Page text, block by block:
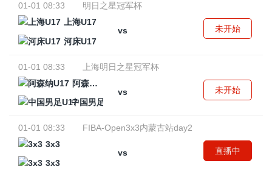
01-01 08:33
明日之星冠军杯
上海U17
vs
河床U17
未开始
01-01 08:33
上海明日之星冠军杯
阿森纳U17
vs
中国男足U17
未开始
01-01 08:33
FIBA-Open3x3内蒙古站day2
3x3
vs
3x3
直播中